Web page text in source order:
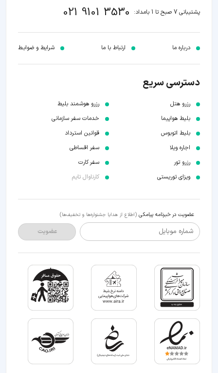
پشتیبانی 7 صبح تا 1 بامداد: 021 9101 3530
درباره ما ارتباط با ما شرایط و ضوابـط
دسترسی سریع
رزرو هتل
بلیط هواپیما
بلیط اتوبوس
اجاره ویلا
رزرو تور
ویزای توریستی
رزرو هوشمند بلیط
خدمات سفر سازمانی
قوانین استرداد
سفر اقساطی
سفر کارت
کارناوال تایم
عضویت در خبرنامه پیامکی (اطلاع از هدایا جشنواره‌ها و تخفیف‌ها)
شماره موبایل عضویت